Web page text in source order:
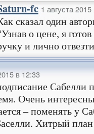
fc 1 августа
сказал один
о цене, я
и лично
в 12:33
Сабелли
Очень
– поменять у
Хитрый